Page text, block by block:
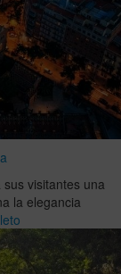
visitantes una
la elegancia